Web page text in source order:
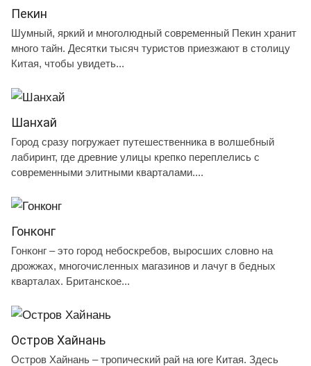
Пекин
Шумный, яркий и многолюдный современный Пекин хранит
много тайн. Десятки тысяч туристов приезжают в столицу
Китая, чтобы увидеть...
Шанхай
Город сразу погружает путешественника в волшебный
лабиринт, где древние улицы крепко переплелись с
современными элитными кварталами....
Гонконг
Гонконг – это город небоскребов, выросших словно на
дрожжах, многочисленных магазинов и лачуг в бедных
кварталах. Британское...
Остров Хайнань
Остров Хайнань – тропический рай на юге Китая. Здесь